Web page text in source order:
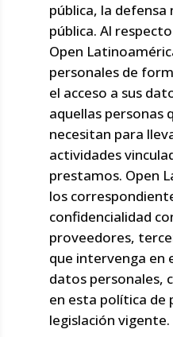
pública, la defensa
pública. Al
Open
personales de
el acceso a sus
aquellas personas
necesitan para
actividades
prestamos. Open
los
confidencialidad
proveedores,
que intervenga en
datos personales,
en esta política de
legislación vigente.